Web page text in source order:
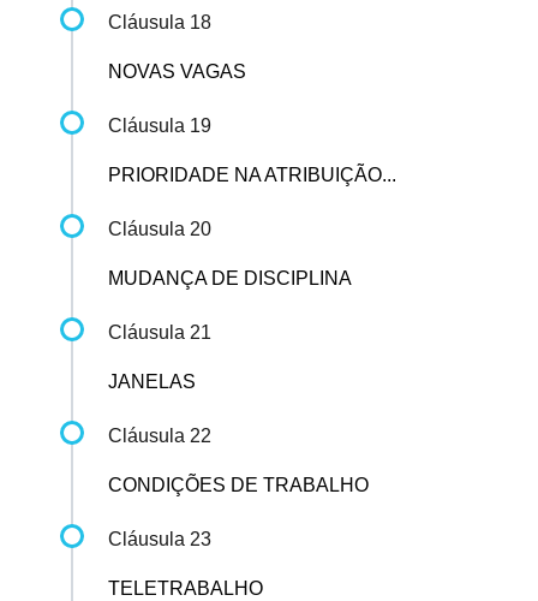
Cláusula 18
NOVAS VAGAS
Cláusula 19
PRIORIDADE NA ATRIBUIÇÃO...
Cláusula 20
MUDANÇA DE DISCIPLINA
Cláusula 21
JANELAS
Cláusula 22
CONDIÇÕES DE TRABALHO
Cláusula 23
TELETRABALHO